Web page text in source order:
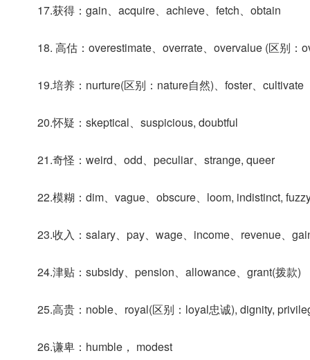
17.获得：gain、acquire、achieve、fetch、obtain
18. 高估：overestimate、overrate、overvalue (区别：
19.培养：nurture(区别：nature自然)、foster、cultivate
20.怀疑：skeptical、suspicious, doubtful
21.奇怪：weird、odd、peculiar、strange, queer
22.模糊：dim、vague、obscure、loom, indistinct,
23.收入：salary、pay、wage、income、revenue、
24.津贴：subsidy、pension、allowance、grant(拨款)
25.高贵：noble、royal(区别：loyal忠诚), dignity,
26.谦卑：humble， modest